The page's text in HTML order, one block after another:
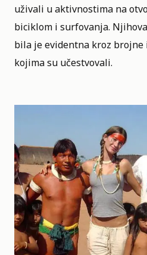
uživali u aktivnostima na
biciklom i surfovanja.
bila je evidentna kroz
kojima su učestvovali.